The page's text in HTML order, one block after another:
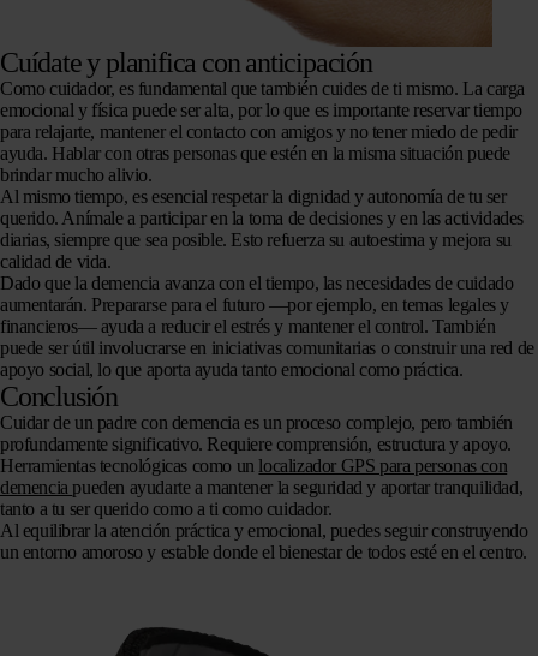
Cuídate y planifica con anticipación
Como cuidador, es fundamental que también cuides de ti mismo. La carga
emocional y física puede ser alta, por lo que es importante reservar tiempo
para relajarte, mantener el contacto con amigos y no tener miedo de pedir
ayuda. Hablar con otras personas que estén en la misma situación puede
brindar mucho alivio.
Al mismo tiempo, es esencial respetar la dignidad y autonomía de tu ser
querido. Anímale a participar en la toma de decisiones y en las actividades
diarias, siempre que sea posible. Esto refuerza su autoestima y mejora su
calidad de vida.
Dado que la demencia avanza con el tiempo, las necesidades de cuidado
aumentarán. Prepararse para el futuro —por ejemplo, en temas legales y
financieros— ayuda a reducir el estrés y mantener el control. También
puede ser útil involucrarse en iniciativas comunitarias o construir una red de
apoyo social, lo que aporta ayuda tanto emocional como práctica.
Conclusión
Cuidar de un padre con demencia es un proceso complejo, pero también
profundamente significativo. Requiere comprensión, estructura y apoyo.
Herramientas tecnológicas como un localizador GPS para personas con
demencia pueden ayudarte a mantener la seguridad y aportar tranquilidad,
tanto a tu ser querido como a ti como cuidador.
Al equilibrar la atención práctica y emocional, puedes seguir construyendo
un entorno amoroso y estable donde el bienestar de todos esté en el centro.